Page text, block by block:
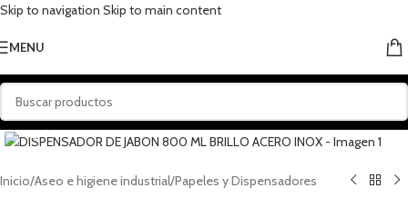
Skip to navigation Skip to main content
MENU
Click to enlarge
Inicio/Aseo e higiene industrial/Papeles y Dispensadores